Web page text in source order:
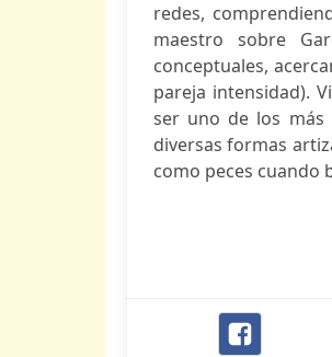
redes,
maestro sobre
conceptuales,
pareja intensidad).
ser uno de los más
diversas formas
como peces cuando